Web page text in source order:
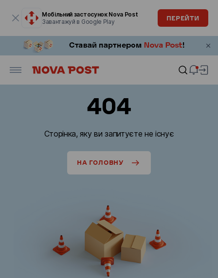
Мобільний застосунок Nova Post
Завантажуй в Google Play
ПЕРЕЙТИ
404
Сторінка, яку ви запитуєте не існує
НА ГОЛОВНУ